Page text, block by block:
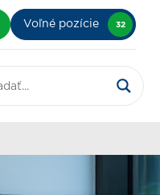
Voľné pozície 32